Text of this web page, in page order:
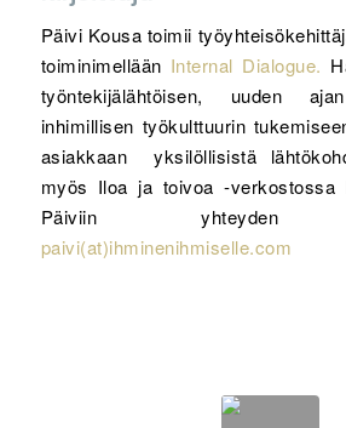
Päivi Kousa toimii
toiminimellään Internal Dialogue.
työntekijälähtöisen, uuden
inhimillisen työkulttuurin
asiakkaan yksilöllisistä
myös Iloa ja toivoa -verkostossa
Päiviin yhteyden
paivi(at)ihminenihmiselle.com